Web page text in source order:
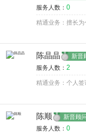
服务人数： 0
精通业务：擅长
陈晶晶 新晋
服务人数： 2
精通业务：个人
陈顺 新晋顾
服务人数： 0